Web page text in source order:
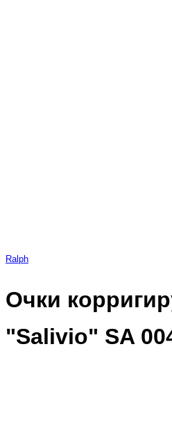
Ralph
Очки
"Salivio" SA